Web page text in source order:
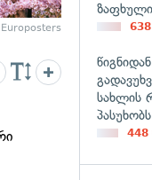
638
სახლის
პასუხობს
448